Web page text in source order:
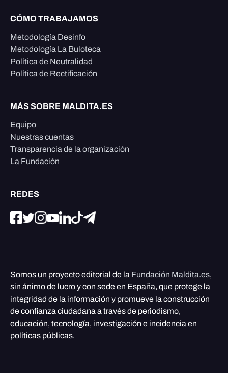
CÓMO TRABAJAMOS
Metodología Desinfo
Metodología La Buloteca
Política de Neutralidad
Política de Rectificación
MÁS SOBRE MALDITA.ES
Equipo
Nuestras cuentas
Transparencia de la organización
La Fundación
REDES
Somos un proyecto editorial de la Fundación Maldita.es,
sin ánimo de lucro y con sede en España, que protege la
integridad de la información y promueve la construcción
de confianza ciudadana a través de periodismo,
educación, tecnología, investigación e incidencia en
políticas públicas.